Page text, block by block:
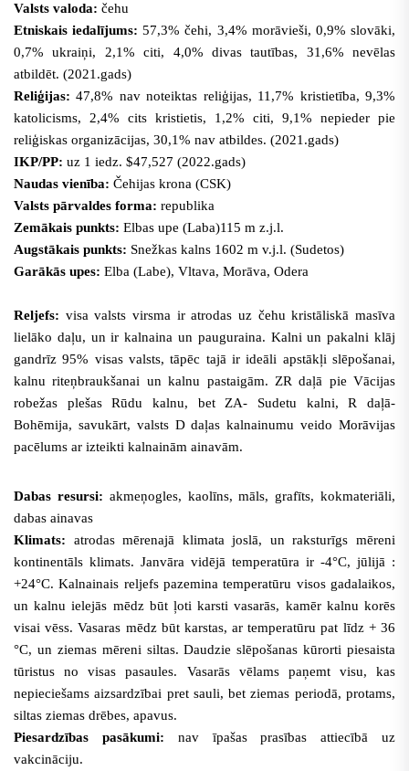
Valsts valoda: čehu
Etniskais iedalījums:57,3% čehi, 3,4% morāvieši, 0,9% slovāki,
0,7% ukraiņi, 2,1% citi, 4,0% divas tautības, 31,6% nevēlas
atbildēt. (2021.gads)
Reliģijas: 47,8% nav noteiktas reliģijas, 11,7% kristietība, 9,3%
katolicisms, 2,4% cits kristietis, 1,2% citi, 9,1% nepieder pie
reliģiskas organizācijas, 30,1% nav atbildes. (2021.gads)
IKP/PP: uz 1 iedz. $47,527 (2022.gads)
Naudas vienība: Čehijas krona (CSK)
Valsts pārvaldes forma: republika
Zemākais punkts: Elbas upe (Laba)115 m z.j.l.
Augstākais punkts: Snežkas kalns 1602 m v.j.l. (Sudetos)
Garākās upes: Elba (Labe), Vltava, Morāva, Odera
Reljefs: visa valsts virsma ir atrodas uz čehu kristāliskā masīva
lielāko daļu, un ir kalnaina un pauguraina. Kalni un pakalni klāj
gandrīz 95% visas valsts, tāpēc tajā ir ideāli apstākļi slēpošanai,
kalnu riteņbraukšanai un kalnu pastaigām. ZR daļā pie Vācijas
robežas plešas Rūdu kalnu, bet ZA- Sudetu kalni, R daļā-
Bohēmija, savukārt, valsts D daļas kalnainumu veido Morāvijas
pacēlums ar izteikti kalnainām ainavām.
Dabas resursi: akmeņogles, kaolīns, māls, grafīts, kokmateriāli,
dabas ainavas
Klimats: atrodas mērenajā klimata joslā, un raksturīgs mēreni
kontinentāls klimats. Janvāra vidējā temperatūra ir -4°C, jūlijā :
+24°C. Kalnainais reljefs pazemina temperatūru visos gadalaikos,
un kalnu ielejās mēdz būt ļoti karsti vasarās, kamēr kalnu korēs
visai vēss. Vasaras mēdz būt karstas, ar temperatūru pat līdz + 36
°C, un ziemas mēreni siltas. Daudzie slēpošanas kūrorti piesaista
tūristus no visas pasaules. Vasarās vēlams paņemt visu, kas
nepieciešams aizsardzībai pret sauli, bet ziemas periodā, protams,
siltas ziemas drēbes, apavus.
Piesardzības pasākumi: nav īpašas prasības attiecībā uz
vakcināciju.